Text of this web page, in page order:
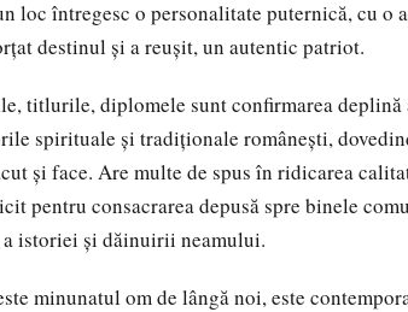
loc întregesc o personalitate puternică, cu
destinul şi a reuşit, un autentic patriot.
titlurile, diplomele sunt confirmarea
spirituale şi tradiţionale româneşti,
şi face. Are multe de spus în ridicarea
pentru consacrarea depusă spre binele
istoriei şi dăinuirii neamului.
minunatul om de lângă noi, este